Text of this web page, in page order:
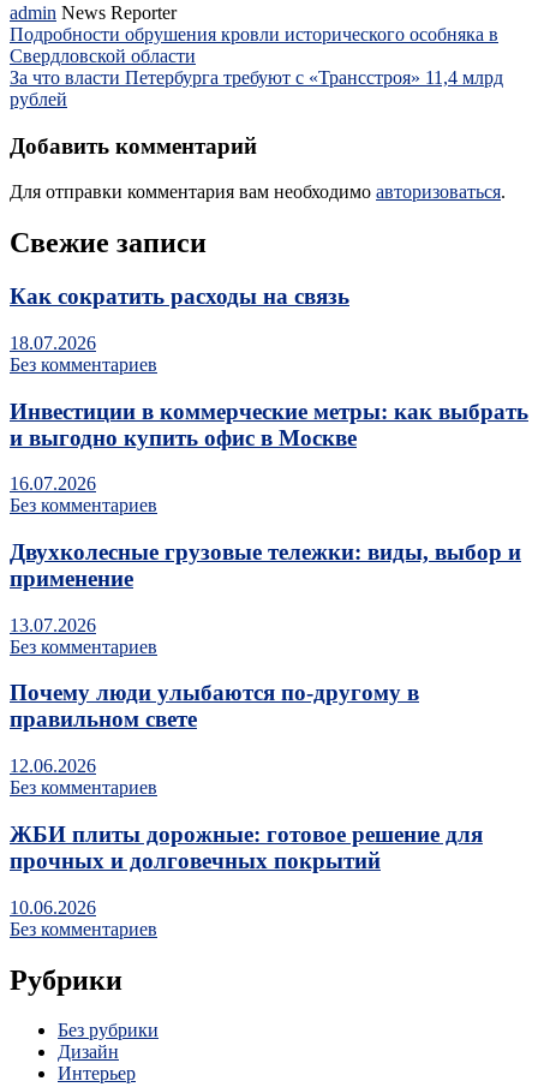
admin News Reporter
Подробности обрушения кровли исторического особняка в
Свердловской области
За что власти Петербурга требуют с «Трансстроя» 11,4 млрд
рублей
Добавить комментарий
Для отправки комментария вам необходимо авторизоваться.
Свежие записи
Как сократить расходы на связь
18.07.2026
Без комментариев
Инвестиции в коммерческие метры: как выбрать
и выгодно купить офис в Москве
16.07.2026
Без комментариев
Двухколесные грузовые тележки: виды, выбор и
применение
13.07.2026
Без комментариев
Почему люди улыбаются по‑другому в
правильном свете
12.06.2026
Без комментариев
ЖБИ плиты дорожные: готовое решение для
прочных и долговечных покрытий
10.06.2026
Без комментариев
Рубрики
Без рубрики
Дизайн
Интерьер